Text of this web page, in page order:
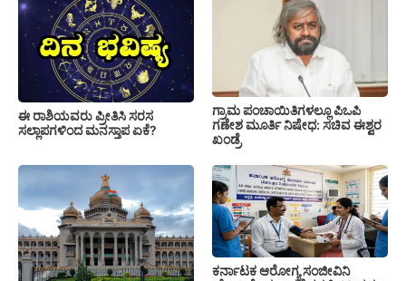
ಈ ರಾಶಿಯವರು ಪ್ರೀತಿಸಿ ಸರಸ
ಸಲ್ಲಾಪಗಳಿಂದ ಮನಸ್ತಾಪ ಏಕೆ?
ಗ್ರಾಮ ಪಂಚಾಯಿತಿಗಳಲ್ಲೂ ಪಿಒಪಿ
ಗಣೇಶ ಮೂರ್ತಿ ನಿಷೇಧ: ಸಚಿವ ಈಶ್ವರ
ಖಂಡ್ರೆ
ಕರ್ನಾಟಕ ಆರೋಗ್ಯ ಸಂಜೀವಿನಿ